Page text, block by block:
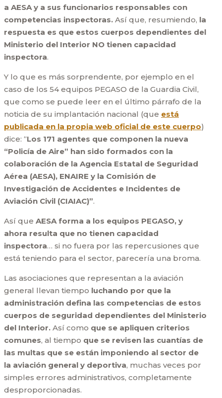
a AESA y a sus funcionarios responsables con
competencias inspectoras. Así que, resumiendo, la
respuesta es que estos cuerpos dependientes del
Ministerio del Interior NO tienen capacidad
inspectora.
Y lo que es más sorprendente, por ejemplo en el
caso de los 54 equipos PEGASO de la Guardia Civil,
que como se puede leer en el último párrafo de la
noticia de su implantación nacional (que está
publicada en la propia web oficial de este cuerpo)
dice: “Los 171 agentes que componen la nueva
“Policía de Aire” han sido formados con la
colaboración de la Agencia Estatal de Seguridad
Aérea (AESA), ENAIRE y la Comisión de
Investigación de Accidentes e Incidentes de
Aviación Civil (CIAIAC)”.
Así que AESA forma a los equipos PEGASO, y
ahora resulta que no tienen capacidad
inspectora… si no fuera por las repercusiones que
está teniendo para el sector, parecería una broma.
Las asociaciones que representan a la aviación
general llevan tiempo luchando por que la
administración defina las competencias de estos
cuerpos de seguridad dependientes del Ministerio
del Interior. Así como que se apliquen criterios
comunes, al tiempo que se revisen las cuantías de
las multas que se están imponiendo al sector de
la aviación general y deportiva, muchas veces por
simples errores administrativos, completamente
desproporcionadas.